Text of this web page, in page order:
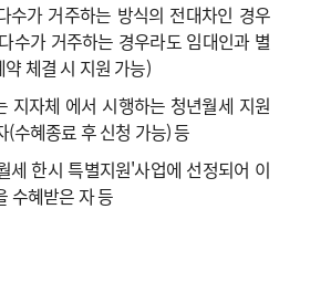
수가 거주하는 방식의 전대차인 경우
수가 거주하는 경우라도 임대인과 별
체결 시 지원 가능)
지자체 에서 시행하는 청년월세 지원
(수혜종료 후 신청 가능) 등
세 한시 특별지원'사업에 선정되어 이
수혜받은 자 등